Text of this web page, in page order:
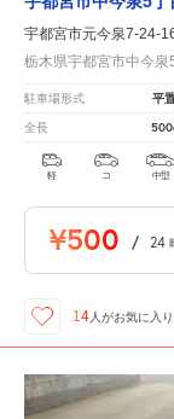
宇都宮市元今泉7-24-
栃木県宇都宮市中今泉
駐車場形式 平
全長
軽 コ 中型
¥500 / 24
14人がお気に入